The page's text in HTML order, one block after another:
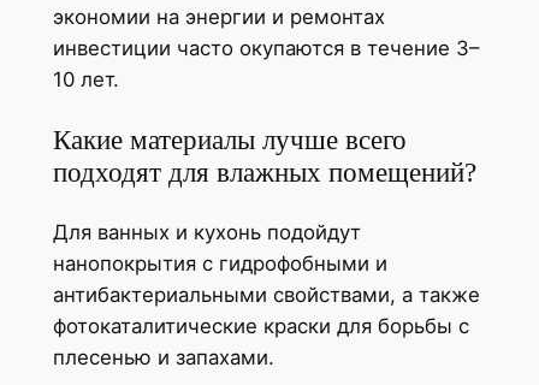
экономии на энергии и ремонтах
инвестиции часто окупаются в течение 3–
10 лет.
Какие материалы лучше всего
подходят для влажных помещений?
Для ванных и кухонь подойдут
нанопокрытия с гидрофобными и
антибактериальными свойствами, а также
фотокаталитические краски для борьбы с
плесенью и запахами.